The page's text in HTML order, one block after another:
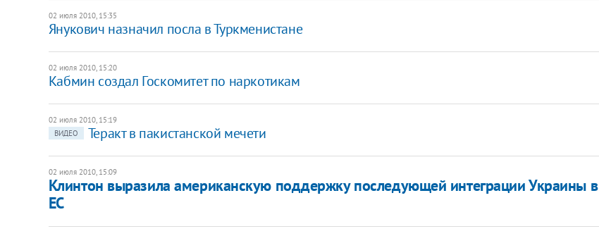
02 июля 2010, 15:35
Янукович назначил посла в Туркменистане
02 июля 2010, 15:20
Кабмин создал Госкомитет по наркотикам
02 июля 2010, 15:19
ВИДЕО
Теракт в пакистанской мечети
02 июля 2010, 15:09
Клинтон выразила американскую поддержку последующей интеграции Украины в
ЕС